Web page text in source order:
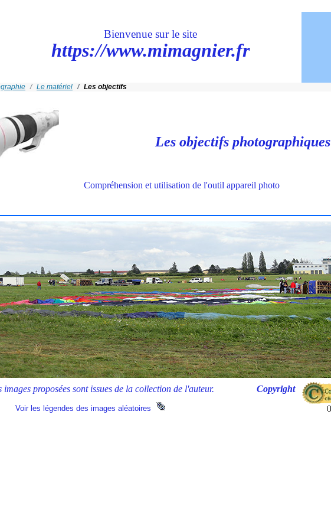
Bienvenue sur le site
https://www.mimagnier.fr
Le matériel Les objectifs
Les objectifs photographiques
Compréhension et utilisation de l'outil appareil photo
images proposées sont issues de la collection de l'auteur. Copyright
Voir les légendes des images aléatoires